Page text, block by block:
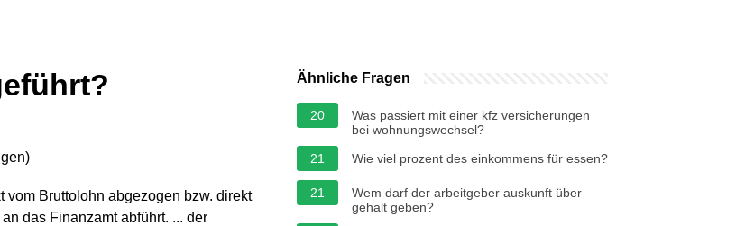
)
Bruttolohn abgezogen bzw. direkt
das Finanzamt abführt. ... der
Ähnliche Fragen
20
Was passiert mit einer kfz versicherungen
bei wohnungswechsel?
21
Wie viel prozent des einkommens für essen?
21
Wem darf der arbeitgeber auskunft über
gehalt geben?